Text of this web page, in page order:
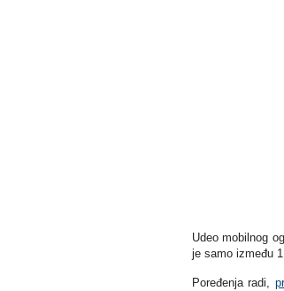
Udeo mobilnog
je samo između
Poređenja radi,